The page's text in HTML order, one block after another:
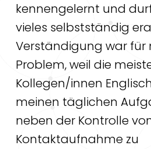
kennengelernt und
vieles selbstständig
Verständigung war für
Problem, weil die
Kollegen/innen
meinen täglichen
neben der Kontrolle
Kontaktaufnahme zu